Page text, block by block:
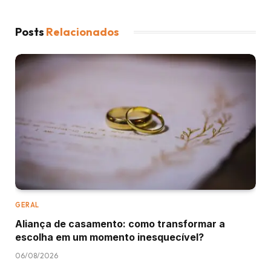
Posts Relacionados
GERAL
Aliança de casamento: como transformar a
escolha em um momento inesquecível?
06/08/2026